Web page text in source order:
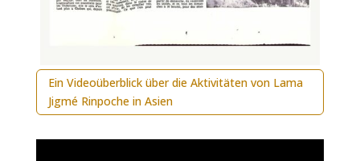
Ein Videoüberblick über die Aktivitäten von Lama
Jigmé Rinpoche in Asien